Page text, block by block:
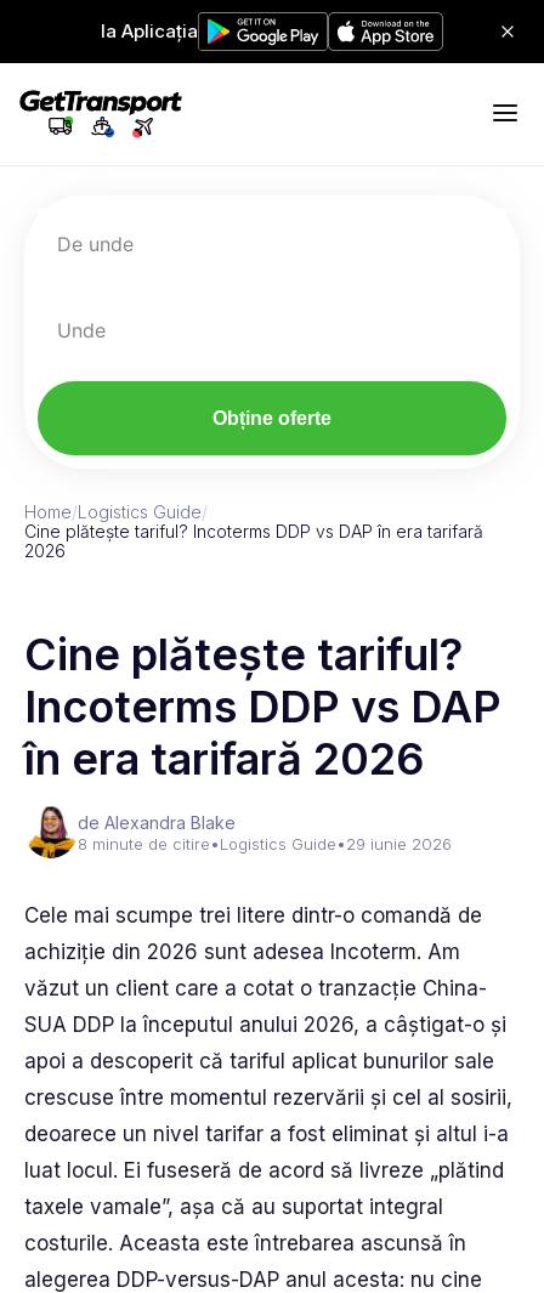
Ia Aplicația
De unde
Unde
Obține oferte
Home/Logistics Guide/
Cine plătește tariful? Incoterms DDP vs DAP în era tarifară
2026
Cine plătește tariful?
Incoterms DDP vs DAP
în era tarifară 2026
de Alexandra Blake
8 minute de citire•Logistics Guide•29 iunie 2026
Cele mai scumpe trei litere dintr-o comandă de
achiziție din 2026 sunt adesea Incoterm. Am
văzut un client care a cotat o tranzacție China-
SUA DDP la începutul anului 2026, a câștigat-o și
apoi a descoperit că tariful aplicat bunurilor sale
crescuse între momentul rezervării și cel al sosirii,
deoarece un nivel tarifar a fost eliminat și altul i-a
luat locul. Ei fuseseră de acord să livreze „plătind
taxele vamale”, așa că au suportat integral
costurile. Aceasta este întrebarea ascunsă în
alegerea DDP-versus-DAP anul acesta: nu cine